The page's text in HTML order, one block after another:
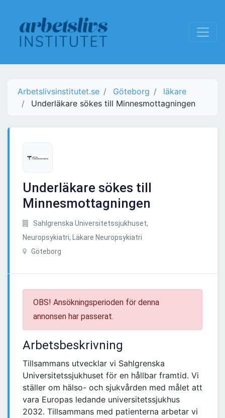
Arbetslivsinstitutet.se Göteborg
läkare
Underläkare sökes till Minnesmottagningen
Underläkare sökes till
Minnesmottagningen
Sahlgrenska Universitetssjukhuset,
Neuropsykiatri, Läkare Neuropsykiatri
Göteborg
OBS! Ansökningsperioden för denna
annonsen har passerat.
Arbetsbeskrivning
Tillsammans utvecklar vi Sahlgrenska
Universitetssjukhuset för en hållbar framtid. Vi
ställer om hälso- och sjukvården med målet att
vara Europas ledande universitetssjukhus
2032. Tillsammans med patienterna arbetar vi